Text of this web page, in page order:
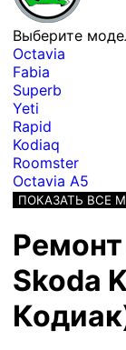
Выберите
Octavia
Fabia
Superb
Yeti
Rapid
Kodiaq
Roomster
Octavia A5
ПОКАЗАТЬ ВСЕ
Skoda